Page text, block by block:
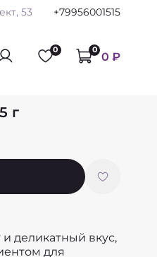
53 +79956001515
0 0 0 ₽
г
деликатный вкус,
для